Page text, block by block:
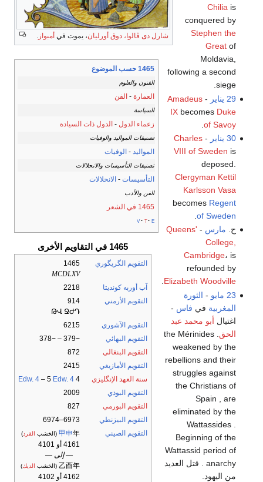
شارل دى ڤالوا، دوق أورليان، يموت في أمبواز
1465 حسب الموضوع
الفنون والعلوم
العمارة - الفن
السياسة
زعماء الدول - الدول ذات السيادة
تصنيفات المواليد والوفيات
المواليد - الوفيات
تصنيفات التأسيسات والانحلالات
التأسيسات - الانحلالات
الفن والأدب
1465 في الشعر
v t e
1465 في التقاويم الأخرى
التقويم الگريگوري
1465
MCDLXV
آب أوربه كونديتا
2218
التقويم الأرمني
914
ԹՎ ՋԺԴ
التقويم الآشوري
6215
التقويم البهائي
−379 – −378
التقويم البنغالي
872
التقويم الأمازيغي
2415
سنة العهد الإنگليزي
4
Edw. 4 – 5 Edw. 4
التقويم البوذي
2009
التقويم البورمي
827
التقويم البيزنطي
6973–6974
التقويم الصيني
甲申年 (الخشب القرد)
4161 أو 4101
— إلى —
乙酉年 (الخشب الديك)
4162 أو 4102
Chilia is
conquered by
Stephen the
Greatof
Moldavia,
following a second
siege.
29 يناير
-
Amadeus
IXbecomes Duke
of Savoy
30 يناير
-
Charles
VIII of Sweden is
deposed.
Clergyman Kettil
Karlsson Vasa
becomes Regent
of Sweden
ح. مارس -
Queens'
College,
Cambridge، is
refounded by
Elizabeth Woodville
.
23 مايو
- الثورة
المغربية في فاس -
اغتيال أبو محمد عبد
الحق . the Mérinides
weakened by the
rebellions and their
struggles against
the Christians of
Spain , are
eliminated by the
Wattassides .
Beginning of the
Wattassid period of
anarchy . قتل العديد
من اليهود.